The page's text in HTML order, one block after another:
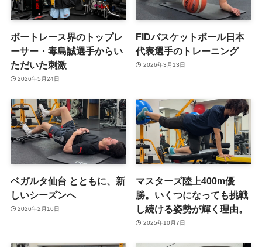
ボートレース界のトップレ
ーサー・毒島誠選手からい
ただいた刺激
2026年5月24日
FIDバスケットボール日本
代表選手のトレーニング
2026年3月13日
ベガルタ仙台 とともに、新
しいシーズンへ
2026年2月16日
マスターズ陸上400m優
勝。いくつになっても挑戦
し続ける姿勢が輝く理由。
2025年10月7日